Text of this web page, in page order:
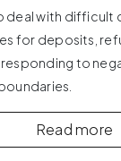
deal with difficult
for deposits,
to
Read more